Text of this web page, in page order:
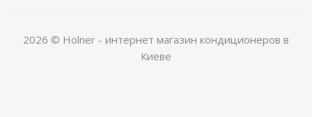
2026 © Holner - интернет магазин кондиционеров в
Киеве